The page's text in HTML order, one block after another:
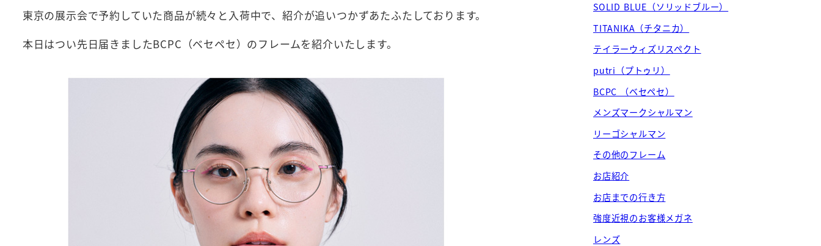
東京の展示会で予約していた商品が続々と入荷中で、紹介が追いつかずあたふたしております。
本日はつい先日届きましたBCPC（ベセペセ）のフレームを紹介いたします。
SOLID BLUE（ソリッドブルー）
TITANIKA（チタニカ）
テイラーウィズリスペクト
putri（プトゥリ）
BCPC （ベセペセ）
メンズマークシャルマン
リーゴシャルマン
その他のフレーム
お店紹介
お店までの行き方
強度近視のお客様メガネ
レンズ